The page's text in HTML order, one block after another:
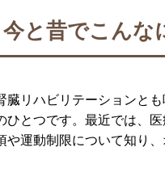
と昔でこんな
臓リハビリテーションと
ひとつです。最近では、
運動制限について知り